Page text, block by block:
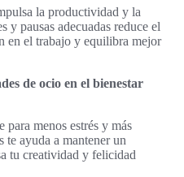
la productividad y la
y pausas adecuadas reduce el
en el trabajo y equilibra mejor
de ocio en el bienestar
para menos estrés y más
te ayuda a mantener un
tu creatividad y felicidad